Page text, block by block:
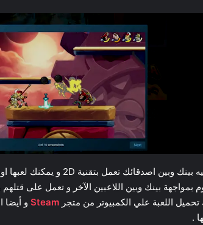
بمواجهة بينك وبين اللاعبين الآخر و تعمل على
تحميل اللعبة علي الكمبيوتر من متجر Steam و أيضا
.